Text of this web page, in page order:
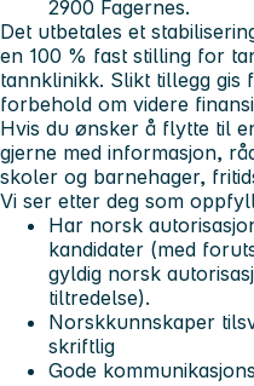
2900 Fagernes.
Det utbetales et
en 100 % fast stilling for
tannklinikk. Slikt tillegg gis
forbehold om videre
Hvis du ønsker å flytte til
gjerne med informasjon,
skoler og barnehager,
Vi ser etter deg som
Har norsk
kandidater (med
gyldig norsk
tiltredelse).
Norskkunnskaper
skriftlig
Gode